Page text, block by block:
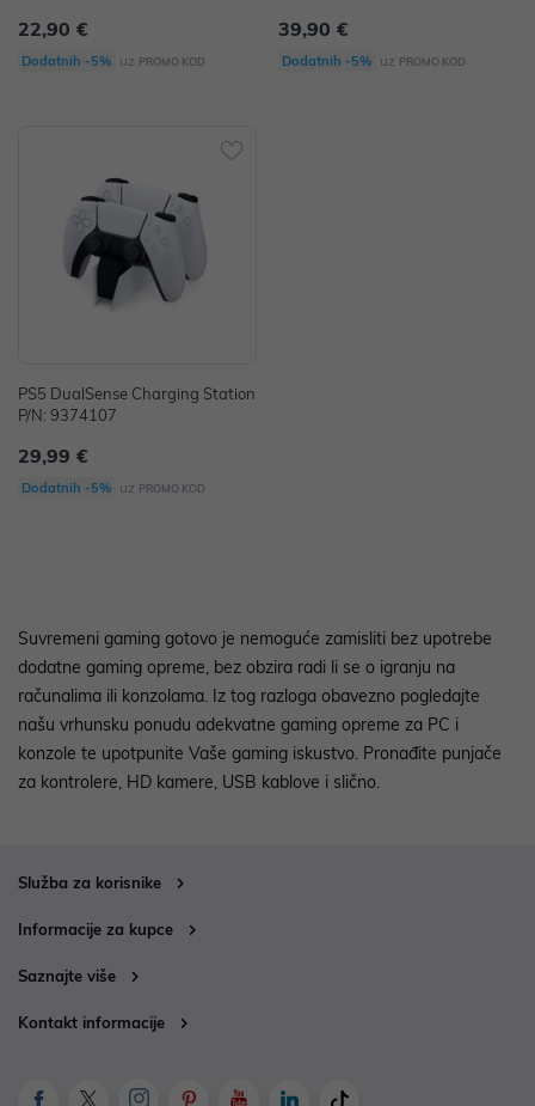
22,90 €
Dodatnih -5% uz PROMO KOD
39,90 €
Dodatnih -5% uz PROMO KOD
PS5 DualSense Charging Station
P/N: 9374107
29,99 €
Dodatnih -5% uz PROMO KOD
Suvremeni gaming gotovo je nemoguće zamisliti bez upotrebe
dodatne gaming opreme, bez obzira radi li se o igranju na
računalima ili konzolama. Iz tog razloga obavezno pogledajte
našu vrhunsku ponudu adekvatne gaming opreme za PC i
konzole te upotpunite Vaše gaming iskustvo. Pronađite punjače
za kontrolere, HD kamere, USB kablove i slično.
Služba za korisnike
Informacije za kupce
Saznajte više
Kontakt informacije